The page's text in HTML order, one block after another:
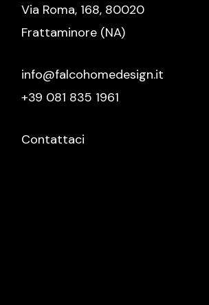
Via Roma, 168, 80020
Frattaminore (NA)
info@falcohomedesign.it
+39 081 835 1961
Contattaci